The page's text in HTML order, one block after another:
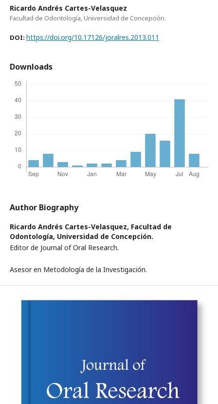
Ricardo Andrés Cartes-Velasquez
Facultad de Odontología, Universidad de Concepción.
DOI: https://doi.org/10.17126/joralres.2013.011
Downloads
Author Biography
Ricardo Andrés Cartes-Velasquez, Facultad de
Odontología, Universidad de Concepción.
Editor de Journal of Oral Research.
Asesor en Metodología de la Investigación.